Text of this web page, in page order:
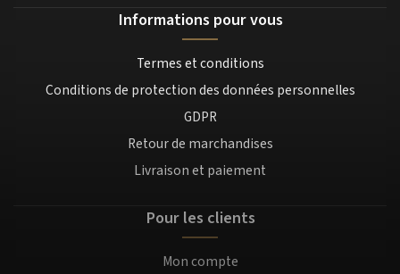
Informations pour vous
Termes et conditions
Conditions de protection des données personnelles
GDPR
Retour de marchandises
Livraison et paiement
Pour les clients
Mon compte